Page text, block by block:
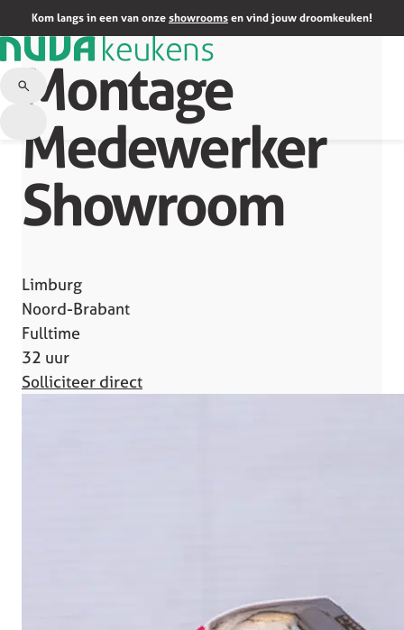
Kom langs in een van onze showrooms en vind jouw droomkeuken!
Terug naar overzicht
Montage
Medewerker
Showroom
Limburg
Noord-Brabant
Fulltime
32 uur
Solliciteer direct